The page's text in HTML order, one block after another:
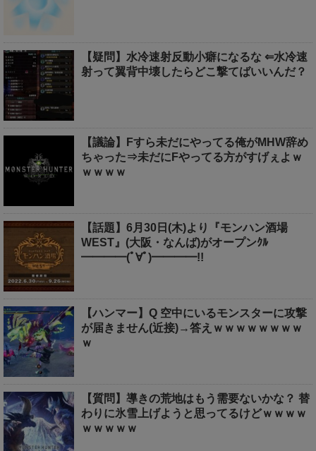
【疑問】水冷速射反動小癖になるな ⇐水冷速
射って翼背中壊したらどこ撃てばいいんだ？
【議論】Fすら未だにやってる俺がMHW辞め
ちゃった⇒未だにFやってる方がすげぇよｗ
ｗｗｗｗ
【話題】6月30日(木)より『モンハン酒場
WEST』(大阪・なんば)がオープンｸﾙ
━━━━(ﾟ∀ﾟ)━━━━!!
【ハンマー】Q 空中にいるモンスターに攻撃
が届きません(近接)→答えｗｗｗｗｗｗｗｗ
ｗ
【質問】導きの荒地はもう需要ないかな？ 替
わりに氷雪上げようと思ってるけどｗｗｗｗ
ｗｗｗｗｗ